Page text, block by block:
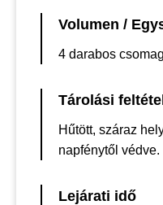
Volumen /
4 darabos csomag
Tárolási
Hűtött, száraz
napfénytől védve.
Lejárati idő